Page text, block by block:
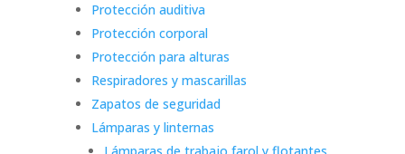
Protección auditiva
Protección corporal
Protección para alturas
Respiradores y mascarillas
Zapatos de seguridad
Lámparas y linternas